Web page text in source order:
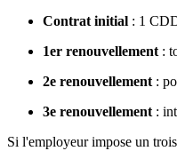
Contrat initial : 1
1er renouvellement:
2e renouvellement:
3e renouvellement:
Si l'employeur impose un